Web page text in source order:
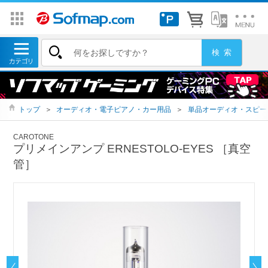
トップ ＞ オーディオ・電子ピアノ・カー用品 ＞ 単品オーディオ・スピ
CAROTONE
プリメインアンプ ERNESTOLO-EYES ［真空
管］